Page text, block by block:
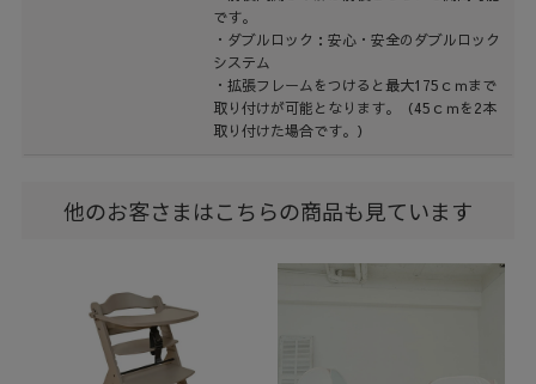
です。
・ダブルロック：安心・安全のダブルロック
システム
・拡張フレームをつけると最大175ｃｍまで
取り付けが可能となります。（45ｃｍを2本
取り付けた場合です。）
他のお客さまはこちらの商品も見ています